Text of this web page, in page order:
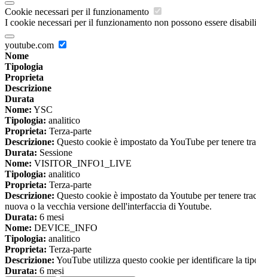
Cookie necessari per il funzionamento
I cookie necessari per il funzionamento non possono essere
youtube.com
Nome
Tipologia
Proprieta
Descrizione
Durata
Nome: YSC
Tipologia: analitico
Proprieta: Terza-parte
Descrizione: Questo cookie è impostato da YouTube per tenere
Durata: Sessione
Nome: VISITOR_INFO1_LIVE
Tipologia: analitico
Proprieta: Terza-parte
Descrizione: Questo cookie è impostato da Youtube per tenere
nuova o la vecchia versione dell'interfaccia di Youtube.
Durata: 6 mesi
Nome: DEVICE_INFO
Tipologia: analitico
Proprieta: Terza-parte
Descrizione: YouTube utilizza questo cookie per identificare la
Durata: 6 mesi